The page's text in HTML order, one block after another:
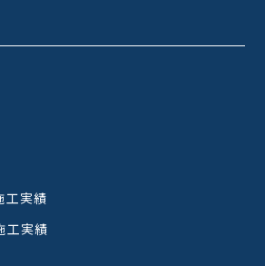
工実績
工実績